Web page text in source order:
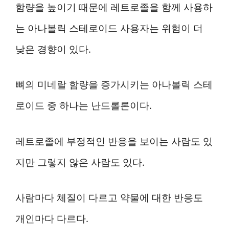
함량을 높이기 때문에 레트로졸을 함께 사용하
는 아나볼릭 스테로이드 사용자는 위험이 더
낮은 경향이 있다.
뼈의 미네랄 함량을 증가시키는 아나볼릭 스테
로이드 중 하나는 난드롤론이다.
레트로졸에 부정적인 반응을 보이는 사람도 있
지만 그렇지 않은 사람도 있다.
사람마다 체질이 다르고 약물에 대한 반응도
개인마다 다르다.